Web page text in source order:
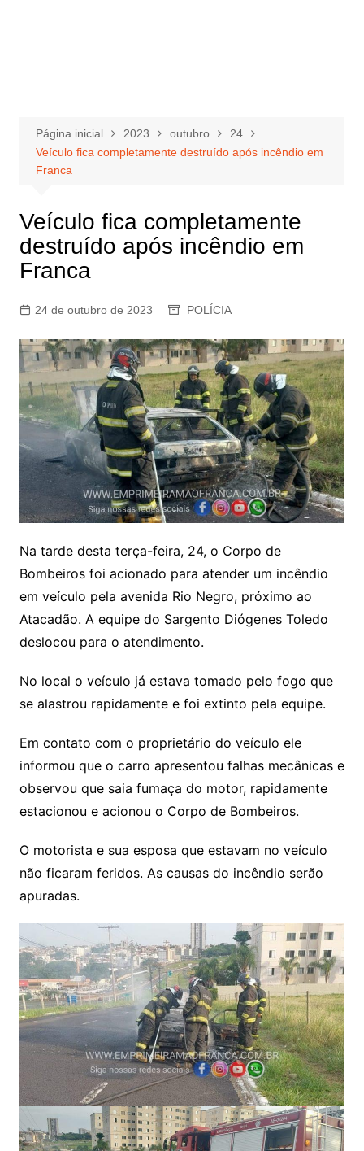
Página inicial 2023 outubro
24
Veículo fica completamente destruído após incêndio em
Franca
Veículo fica completamente
destruído após incêndio em
Franca
24 de outubro de 2023 POLÍCIA
Na tarde desta terça-feira, 24, o Corpo de
Bombeiros foi acionado para atender um incêndio
em veículo pela avenida Rio Negro, próximo ao
Atacadão. A equipe do Sargento Diógenes Toledo
deslocou para o atendimento.
No local o veículo já estava tomado pelo fogo que
se alastrou rapidamente e foi extinto pela equipe.
Em contato com o proprietário do veículo ele
informou que o carro apresentou falhas mecânicas e
observou que saia fumaça do motor, rapidamente
estacionou e acionou o Corpo de Bombeiros.
O motorista e sua esposa que estavam no veículo
não ficaram feridos. As causas do incêndio serão
apuradas.